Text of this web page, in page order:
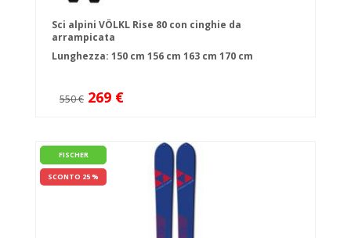
Sci alpini VÖLKL Rise 80 con cinghie da
arrampicata
Lunghezza: 150 cm 156 cm 163 cm 170 cm
550 € 269 €
FISCHER
SCONTO 25 %